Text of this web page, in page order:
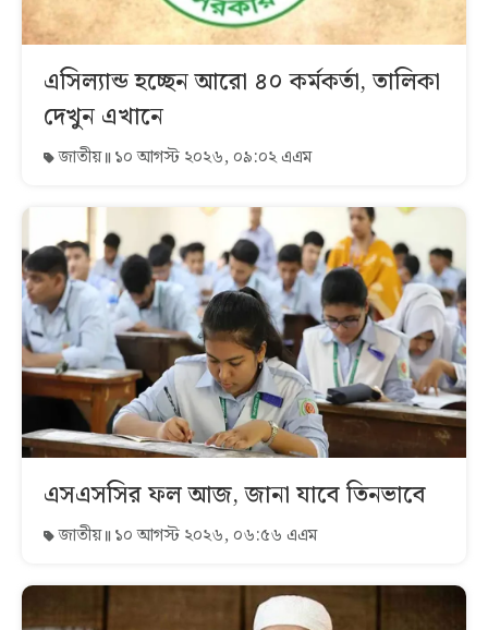
এসিল্যান্ড হচ্ছেন আরো ৪০ কর্মকর্তা, তালিকা
দেখুন এখানে
জাতীয় ১০ আগস্ট ২০২৬, ০৯:০২ এএম
এসএসসির ফল আজ, জানা যাবে তিনভাবে
জাতীয় ১০ আগস্ট ২০২৬, ০৬:৫৬ এএম